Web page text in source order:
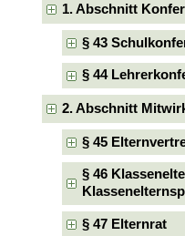
1. Abschnitt
§ 43
§ 44
2. Abschnitt
§ 45
§ 46
§ 47 Elternrat